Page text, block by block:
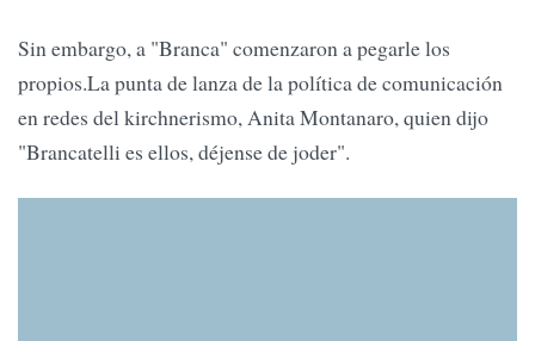
Sin embargo, a "Branca" comenzaron a pegarle los
propios.La punta de lanza de la política de comunicación
en redes del kirchnerismo, Anita Montanaro, quien dijo
"Brancatelli es ellos, déjense de joder".